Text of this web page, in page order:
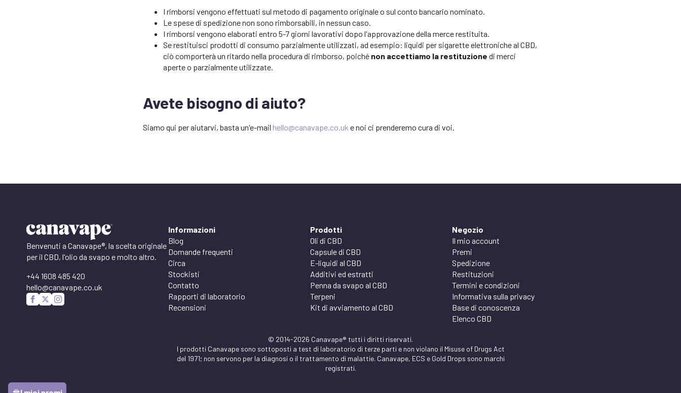
I rimborsi vengono effettuati sul metodo di pagamento originale o sul conto bancario nominato.
Le spese di spedizione non sono rimborsabili, in nessun caso.
I rimborsi vengono elaborati entro 5-7 giorni lavorativi dopo l'approvazione della merce restituita.
Se restituisci prodotti di consumo parzialmente utilizzati, ad esempio: liquidi per sigarette elettroniche al CBD,
ciò comporterà un ritardo nella procedura di rimborso, poiché non accettiamo la restituzione di merci
aperte o parzialmente utilizzate.
Avete bisogno di aiuto?
Siamo qui per aiutarvi, basta un'e-mail hello@canavape.co.uk e noi ci prenderemo cura di voi.
Benvenuti a Canavape®, la scelta originale
per il CBD, l'olio da svapo e molto altro.
+44 1608 485 420
hello@canavape.co.uk
Informazioni
Blog
Domande frequenti
Circa
Stockisti
Contatto
Rapporti di laboratorio
Recensioni
Prodotti
Oli di CBD
Capsule di CBD
E-liquidi al CBD
Additivi ed estratti
Penna da svapo al CBD
Terpeni
Kit di avviamento al CBD
Negozio
Il mio account
Premi
Spedizione
Restituzioni
Termini e condizioni
Informativa sulla privacy
Base di conoscenza
Elenco CBD
© 2014-2026 Canavape® tutti i diritti riservati.
I prodotti Canavape sono sottoposti a test di laboratorio di terze parti e non violano il Misuse of Drugs Act
del 1971; non servono per la diagnosi o il trattamento di malattie. Canavape, ECS e Gold Drops sono marchi
registrati.